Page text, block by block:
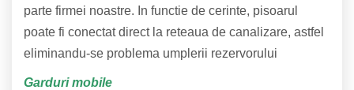
parte firmei noastre. In functie de cerinte, pisoarul
poate fi conectat direct la reteaua de canalizare, astfel
eliminandu-se problema umplerii rezervorului
Garduri mobile